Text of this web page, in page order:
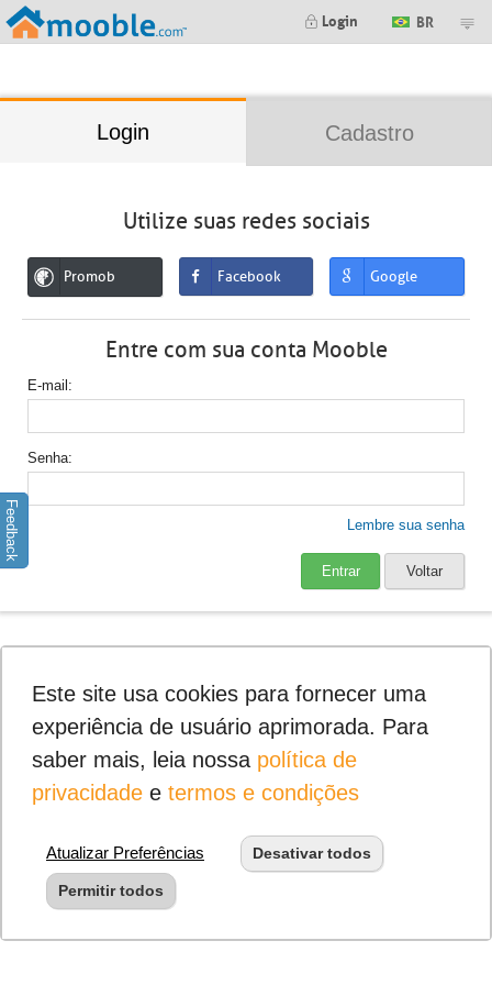
Login BR
Login Cadastro
Utilize suas redes sociais
Promob Facebook Google
Entre com sua conta Mooble
E-mail
Senha
Lembre sua senha
Entrar Voltar
Feedback
Este site usa cookies para fornecer uma
experiência de usuário aprimorada. Para
saber mais, leia nossa política de
privacidadee termos e condições
Atualizar Preferências Desativar todos
Permitir todos